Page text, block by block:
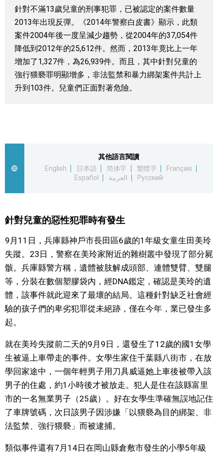
視覺日本
臺灣香港
更多
人物訪談
政治外交
社會
文化
科學技術
生活
運動
娛樂
教育
工作勞動
家庭
醫療健康
official SNS
針對不滿13歲兒童的刑事犯罪，已被認定的案件數量
2013年出現反彈。《2014年警察白皮書》顯示，此類
案件2004年後一度呈減少趨勢，從2004年的37,054件
降低到2012年的25,612件。然而，2013年竟比上一年
增加了1,327件，為26,939件。而且，其中針對兒童的
強行猥褻罪明顯增多，非法監禁和暴力綁架案件共計上
升到103件。兒童們正面對著危險。
其他語言閱讀
English
日本語 简体字 繁體字
Français
Español
العربية Русский
針對兒童的惡性犯罪時有發生
9月11日，兵庫縣神戶市長田區6歲的1年級女童生田美玲
失蹤。23日，警察在美玲家附近的雜樹叢中發現了部分屍
骸。兵庫縣警方稱，遺體被肢解成頭部、連體雙臂、雙腿
等，分裝在數個塑膠袋內，經DNA鑑定，確認是美玲的遺
體，該事件就此迎來了最壞的結局。這種針對缺乏社會經
驗的孩子們的卑劣犯罪從未絕跡，僅在今年，業已發生多
起。
就在美玲失蹤前二天的9月9日，還發生了12歲的國1女學
生被逼上車帶走的事件。女學生家住千葉縣八街市，在放
學回家途中，一個年輕男子用刀具威逼她上車後被帶入該
男子的住處，約1小時後才被放走。犯人是住在該縣富里
市的一名無業男子（25歲）。好在女學生準確無誤地記住
了車牌號碼，次日該男子因涉嫌「以猥褻為目的綁架、非
法監禁、強行猥褻」而被逮捕。
類似事件還有7月14日在岡山縣倉敷市發生的小學5年級